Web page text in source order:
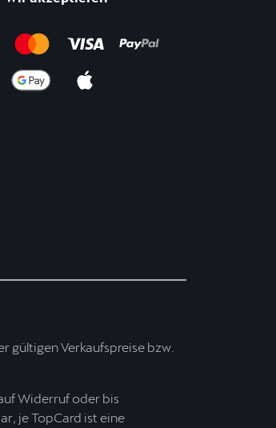
gültigen Verkaufspreise bzw.
Widerruf oder bis
je TopCard ist eine